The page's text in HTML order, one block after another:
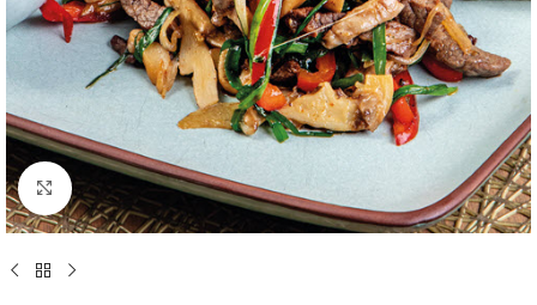
Нажмите, чтобы увеличить